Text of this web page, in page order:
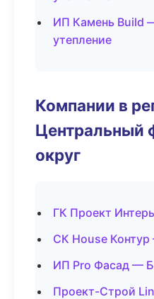
ИП Камень Build
утепление
Компании в
Центральный
округ
ГК Проект
СК House
ИП Pro Фасад —
Проект-Строй